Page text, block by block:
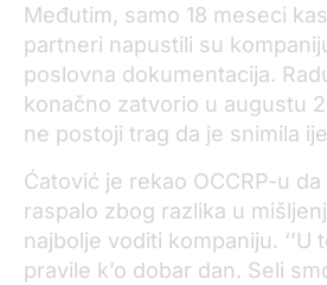
Međutim, samo 18 meseci
partneri napustili su
poslovna dokumentacija.
konačno zatvorio u augustu
ne postoji trag da je snimila
Ćatović je rekao OCCRP-u
raspalo zbog razlika u
najbolje voditi kompaniju.
pravile k’o dobar dan. Seli